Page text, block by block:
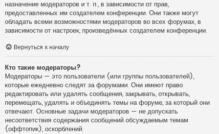
назначение модераторов и т. п., в зависимости от прав,
предоставленных им создателем конференции. Они также могут
обладать всеми возможностями модераторов во всех форумах, в
зависимости от настроек, произведённых создателем конференции.
Вернуться к началу
Кто такие модераторы?
Модераторы — это пользователи (или группы пользователей),
которые ежедневно следят за форумами. Они имеют право
редактировать или удалять сообщения, закрывать, открывать,
перемещать, удалять и объединять темы на форуме, за который они
отвечают. Основные задачи модераторов — не допускать
несоответствия содержания сообщений обсуждаемым темам
(оффтопик), оскорблений.